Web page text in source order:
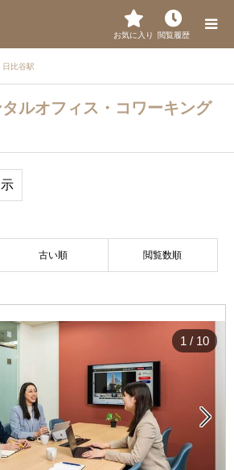
お気に入り 閲覧履歴
日比谷駅
ルオフィス・コワーキング
古い順 閲覧数順

1 / 10